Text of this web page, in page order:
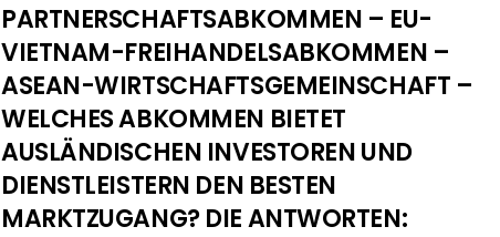
PARTNERSCHAFTSABKOMMEN – EU-
VIETNAM-FREIHANDELSABKOMMEN –
ASEAN-WIRTSCHAFTSGEMEINSCHAFT –
WELCHES ABKOMMEN BIETET
AUSLÄNDISCHEN INVESTOREN UND
DIENSTLEISTERN DEN BESTEN
MARKTZUGANG? DIE ANTWORTEN: